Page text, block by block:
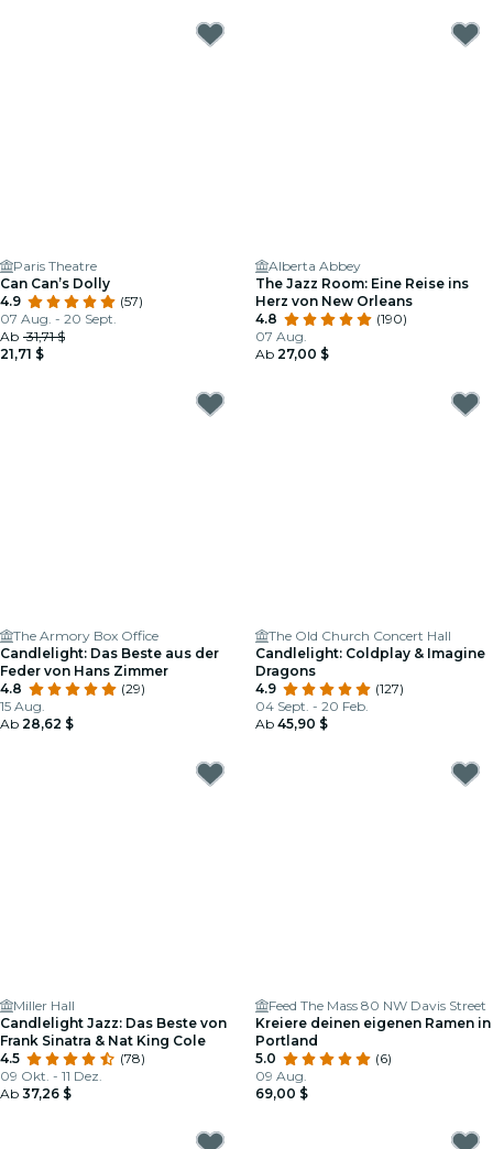
Paris Theatre
Can Can’s Dolly
4.9
(57)
07 Aug. - 20 Sept.
Ab 31,71 $
21,71 $
Alberta Abbey
The Jazz Room: Eine Reise ins
Herz von New Orleans
4.8
(190)
07 Aug.
Ab 27,00 $
The Armory Box Office
Candlelight: Das Beste aus der
Feder von Hans Zimmer
4.8
(29)
15 Aug.
Ab 28,62 $
The Old Church Concert Hall
Candlelight: Coldplay & Imagine
Dragons
4.9
(127)
04 Sept. - 20 Feb.
Ab 45,90 $
Miller Hall
Candlelight Jazz: Das Beste von
Frank Sinatra & Nat King Cole
4.5
(78)
09 Okt. - 11 Dez.
Ab 37,26 $
Feed The Mass 80 NW Davis Street
Kreiere deinen eigenen Ramen in
Portland
5.0
(6)
09 Aug.
69,00 $